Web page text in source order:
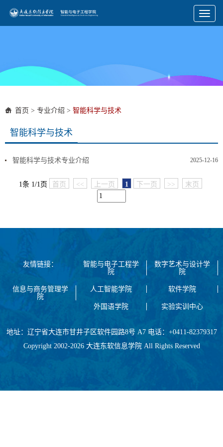
Toggle
首页 > 专业介绍 > 智能科学与技术
智能科学与技术
2025-12-16
智能科学与技术专业介绍
1条 1/1页 首页 << 上一页 1 下一页 >> 末页
友情链接：
智能与电子工程学
院
数字艺术与设计学
院
信息与商务管理学
院
人工智能学院 软件学院
外国语学院 实验实训中心
地址：辽宁省大连市甘井子区软件园路8号 A7 电话：+0411-82379317
Copyright 2002-2026 大连东软信息学院 All Rights Reserved